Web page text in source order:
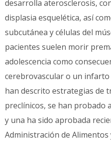
desarrolla aterosclerosis,
displasia esquelética, así
subcutánea y células del
pacientes suelen morir
adolescencia como
cerebrovascular o un infarto
han descrito estrategias de
preclínicos, se han probado
y una ha sido aprobada
Administración de